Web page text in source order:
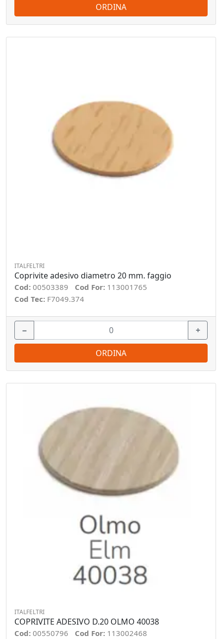
ORDINA
ITALFELTRI
Coprivite adesivo diametro 20 mm. faggio
Cod: 00503389 Cod For: 113001765
Cod Tec: F7049.374
− +
ORDINA
ITALFELTRI
COPRIVITE ADESIVO D.20 OLMO 40038
Cod: 00550796 Cod For: 113002468